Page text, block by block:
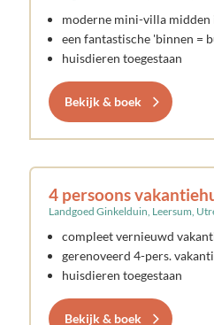
moderne mini-villa midden
een fantastische 'binnen =
huisdieren toegestaan
Bekijk & boek
4 persoons
Landgoed Ginkelduin, Leersum,
compleet vernieuwd
gerenoveerd 4-pers.
huisdieren toegestaan
Bekijk & boek